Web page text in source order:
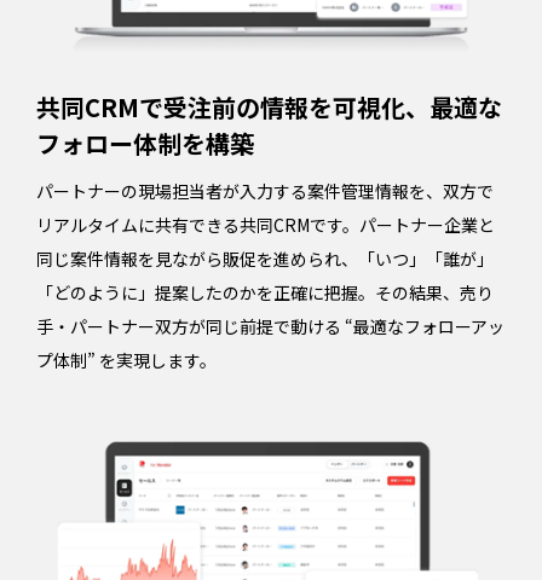
共同CRMで受注前の情報を可視化、最適な
フォロー体制を構築
パートナーの現場担当者が入力する案件管理情報を、双方で
リアルタイムに共有できる共同CRMです。パートナー企業と
同じ案件情報を見ながら販促を進められ、「いつ」「誰が」
「どのように」提案したのかを正確に把握。その結果、売り
手・パートナー双方が同じ前提で動ける “最適なフォローアッ
プ体制” を実現します。